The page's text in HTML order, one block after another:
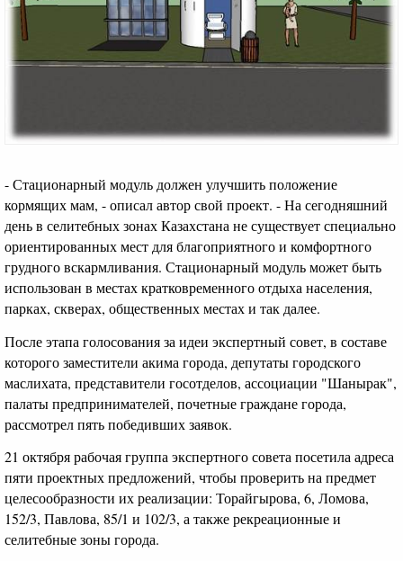
- Стационарный модуль должен улучшить положение
кормящих мам, - описал автор свой проект. - На сегодняшний
день в селитебных зонах Казахстана не существует специально
ориентированных мест для благоприятного и комфортного
грудного вскармливания. Стационарный модуль может быть
использован в местах кратковременного отдыха населения,
парках, скверах, общественных местах и так далее.
После этапа голосования за идеи экспертный совет, в составе
которого заместители акима города, депутаты городского
маслихата, представители госотделов, ассоциации "Шанырак",
палаты предпринимателей, почетные граждане города,
рассмотрел пять победивших заявок.
21 октября рабочая группа экспертного совета посетила адреса
пяти проектных предложений, чтобы проверить на предмет
целесообразности их реализации: Торайгырова, 6, Ломова,
152/3, Павлова, 85/1 и 102/3, а также рекреационные и
селитебные зоны города.